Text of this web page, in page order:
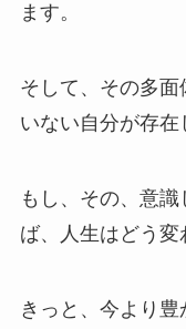
ます。
そして、その多
いない自分が存在
もし、その、意
ば、人生はどう変
きっと、今より